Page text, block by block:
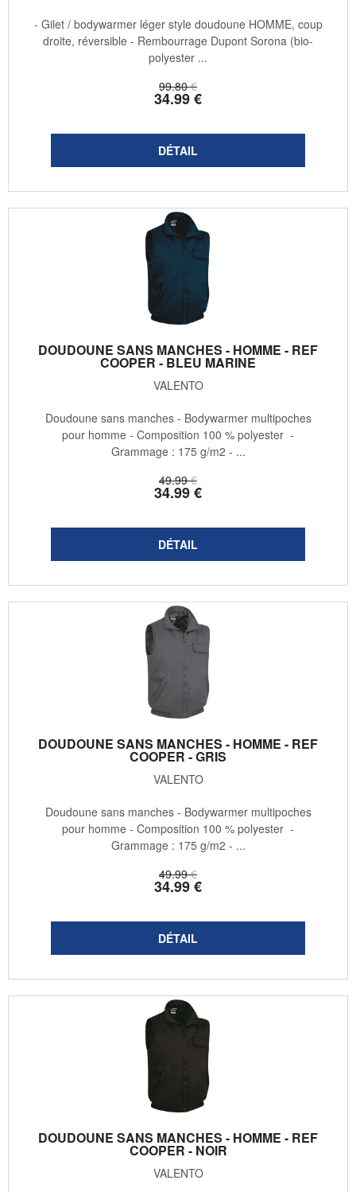
99.80 €
34.99€
- Gilet / bodywarmer léger style doudoune HOMME, coup
droite, réversible - Rembourrage Dupont Sorona (bio-
polyester ...
DOUDOUNE SANS MANCHES - HOMME - REF
COOPER - BLEU MARINE
VALENTO
49.99 €
34.99€
Doudoune sans manches - Bodywarmer multipoches
pour homme - Composition 100 % polyester -
Grammage : 175 g/m2 - ...
DOUDOUNE SANS MANCHES - HOMME - REF
COOPER - GRIS
VALENTO
49.99 €
34.99€
Doudoune sans manches - Bodywarmer multipoches
pour homme - Composition 100 % polyester -
Grammage : 175 g/m2 - ...
DOUDOUNE SANS MANCHES - HOMME - REF
COOPER - NOIR
VALENTO